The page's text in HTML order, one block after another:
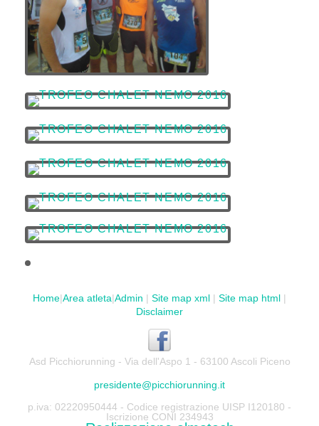
Home|Area atleta|Admin | Site map xml | Site map html |
Disclaimer
Asd Picchiorunning - Via dell'Aspo 1 - 63100 Ascoli Piceno
presidente@picchiorunning.it
p.iva: 02220950444 - Codice registrazione UISP I120180 -
Iscrizione CONI 234943